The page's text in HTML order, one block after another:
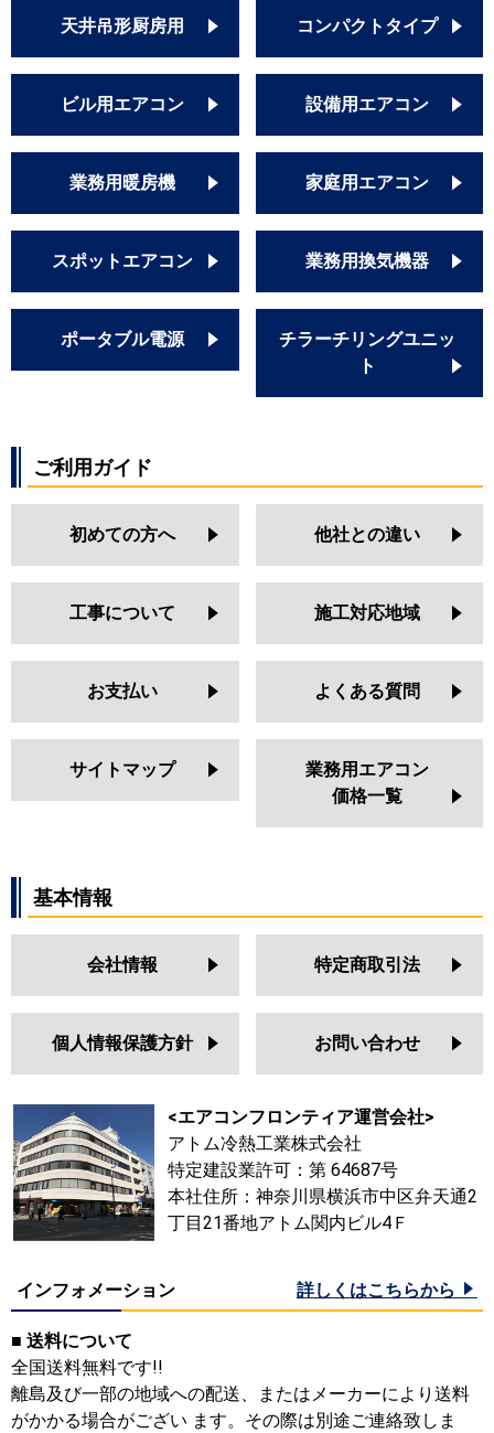
天井吊形厨房用 コンパクトタイプ
ビル用エアコン 設備用エアコン
業務用暖房機 家庭用エアコン
スポットエアコン 業務用換気機器
ポータブル電源
チラーチリングユニッ
ト
ご利用ガイド
初めての方へ 他社との違い
工事について 施工対応地域
お支払い よくある質問
サイトマップ
業務用エアコン
価格一覧
基本情報
会社情報 特定商取引法
個人情報保護方針 お問い合わせ
<エアコンフロンティア運営会社>
アトム冷熱工業株式会社
特定建設業許可：第 64687号
本社住所：神奈川県横浜市中区弁天通2
丁目21番地アトム関内ビル4Ｆ
インフォメーション 詳しくはこちらから
■ 送料について
全国送料無料です!!
離島及び一部の地域への配送、またはメーカーにより送料
がかかる場合がござい ます。その際は別途ご連絡致しま